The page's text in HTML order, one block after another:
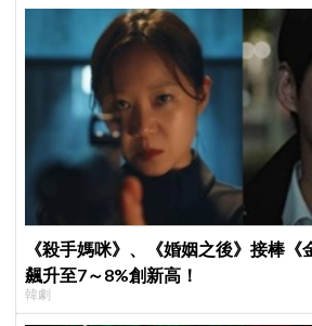
《殺手媽咪》、《婚姻之後》接棒
飆升至7～8%創新高！
韓劇